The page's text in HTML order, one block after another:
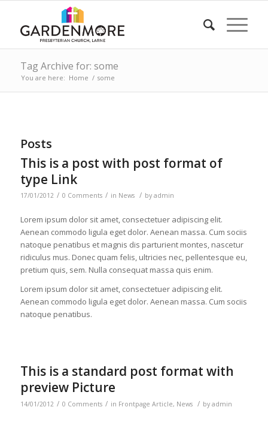
Tag Archive for: some
You are here: Home / some
Posts
This is a post with post format of
type Link
17/01/2012 / 0 Comments / in News / by admin
Lorem ipsum dolor sit amet, consectetuer adipiscing elit.
Aenean commodo ligula eget dolor. Aenean massa. Cum sociis
natoque penatibus et magnis dis parturient montes, nascetur
ridiculus mus. Donec quam felis, ultricies nec, pellentesque eu,
pretium quis, sem. Nulla consequat massa quis enim.
Lorem ipsum dolor sit amet, consectetuer adipiscing elit.
Aenean commodo ligula eget dolor. Aenean massa. Cum sociis
natoque penatibus.
This is a standard post format with
preview Picture
14/01/2012 / 0 Comments / in Frontpage Article, News / by admin